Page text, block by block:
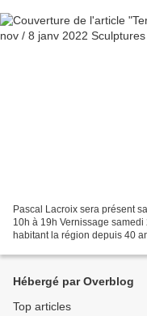
Pascal Lacroix sera présent
10h à 19h Vernissage
habitant la région depuis 40
Hébergé par Overblog
Top articles